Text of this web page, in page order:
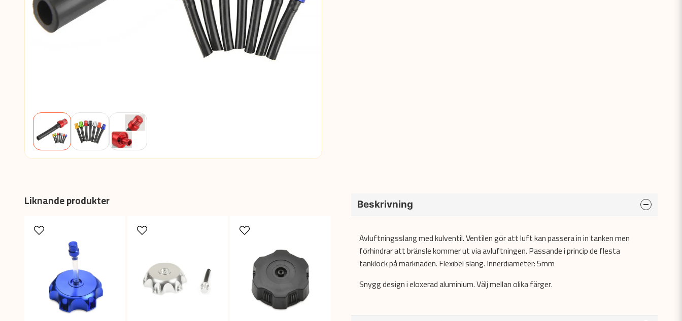
Liknande produkter Beskrivning
Avluftningsslang med kulventil. Ventilen gör att luft kan passera in in tanken men
förhindrar att bränsle kommer ut via avluftningen. Passande i princip de flesta
tanklock på marknaden. Flexibel slang. Innerdiameter: 5mm
Snygg design i eloxerad aluminium. Välj mellan olika färger.